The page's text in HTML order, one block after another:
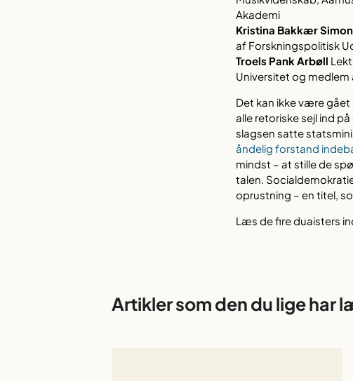
Akademi
Kristina Bakkær
af Forskningspolitisk
Troels Pank Arbøll
Universitet og medlem
Det kan ikke være
alle retoriske sejl ind
slagsen satte
åndelig forstand
mindst – at stille de
talen.
oprustning – en titel,
Læs de fire duaisters
Artikler som den du lige har